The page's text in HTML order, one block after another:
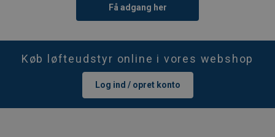
Få adgang her
Køb løfteudstyr online i vores webshop
Log ind / opret konto